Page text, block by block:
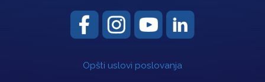
Opšti uslovi poslovanja